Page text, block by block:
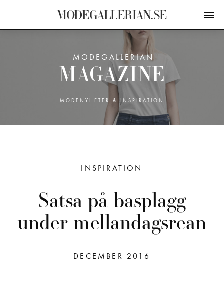
MODEGALLERIAN.SE
MODEGALLERIAN
MAGAZINE
MODE­NYHETER & INSPIRATION
INSPIRATION
Satsa på basplagg
under mellandagsrean
DECEMBER 2016